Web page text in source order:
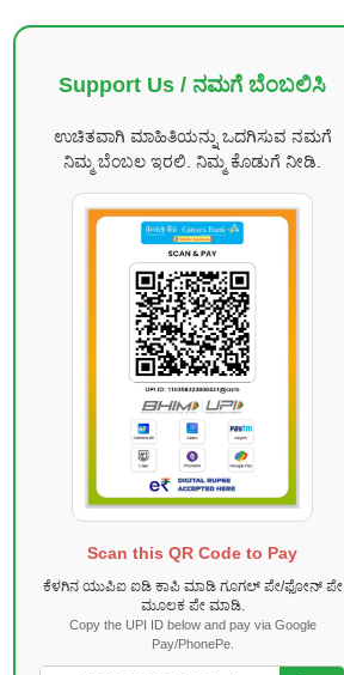
Support Us / ನಮಗೆ ಬೆಂಬಲಿಸಿ
ಉಚಿತವಾಗಿ ಮಾಹಿತಿಯನ್ನು ಒದಗಿಸುವ ನಮಗೆ
ನಿಮ್ಮ ಬೆಂಬಲ ಇರಲಿ. ನಿಮ್ಮ ಕೊಡುಗೆ ನೀಡಿ.
Scan this QR Code to Pay
ಕೆಳಗಿನ ಯುಪಿಐ ಐಡಿ ಕಾಪಿ ಮಾಡಿ ಗೂಗಲ್ ಪೇ/ಫೋನ್ ಪೇ
ಮೂಲಕ ಪೇ ಮಾಡಿ.
Copy the UPI ID below and pay via Google
Pay/PhonePe.